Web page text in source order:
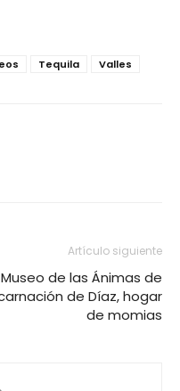
la historia natural y cultural
Tequila Valles
Artículo siguiente
Museo de las Ánimas de
de Díaz, hogar
de momias